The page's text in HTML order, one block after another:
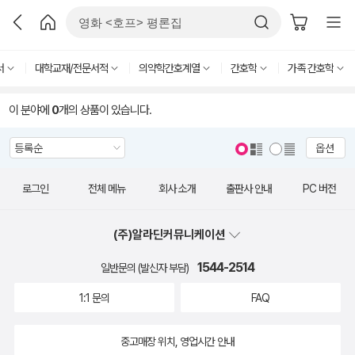
대학교재/전문서적 의약학간호계열 간호학 가족 간호학
이 분야에 0개의 상품이 있습니다.
옵션
로그인 전체 메뉴 회사 소개 출판사 안내 PC 버전
(주)알라딘커뮤니케이션
일반문의 (발신자 부담) 1544-2514
1:1 문의 FAQ
중고매장 위치, 영업시간 안내